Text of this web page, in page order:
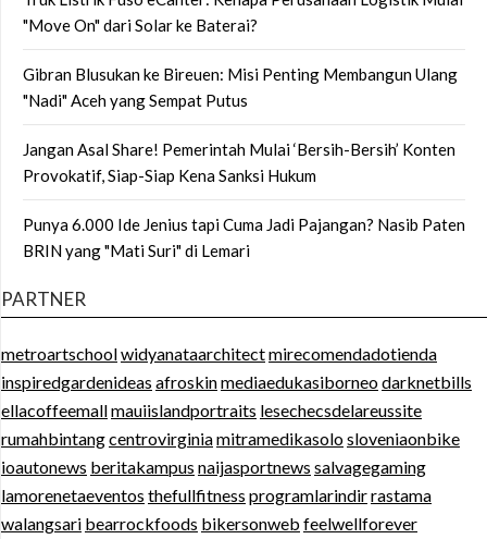
"Move On" dari Solar ke Baterai?
Gibran Blusukan ke Bireuen: Misi Penting Membangun Ulang
"Nadi" Aceh yang Sempat Putus
Jangan Asal Share! Pemerintah Mulai ‘Bersih-Bersih’ Konten
Provokatif, Siap-Siap Kena Sanksi Hukum
Punya 6.000 Ide Jenius tapi Cuma Jadi Pajangan? Nasib Paten
BRIN yang "Mati Suri" di Lemari
PARTNER
metroartschoolwidyanataarchitectmirecomendadotienda
inspiredgardenideas afroskinmediaedukasiborneodarknetbills
ellacoffeemallmauiislandportraits lesechecsdelareussite
rumahbintangcentrovirginiamitramedikasolosloveniaonbike
ioautonews beritakampus naijasportnews salvagegaming
lamorenetaeventos thefullfitness programlarindirrastama
walangsari bearrockfoods bikersonweb feelwellforever